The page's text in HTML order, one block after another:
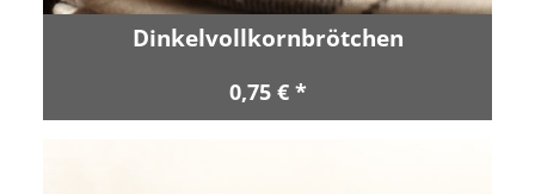
Dinkelvollkornbrötchen
0,75 € *